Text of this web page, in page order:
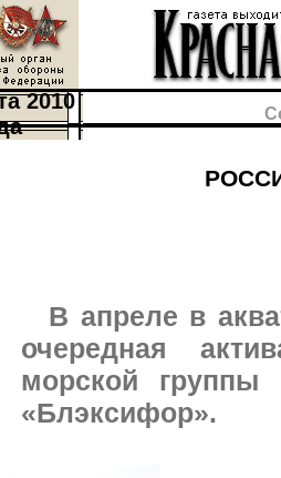
2010
В апреле в
очередная
морской группы
«Блэксифор».